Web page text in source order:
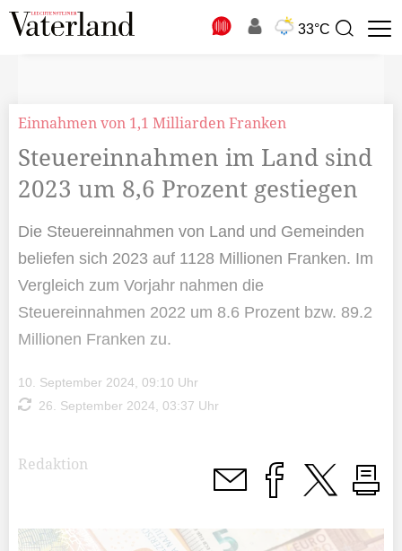
33°C
Suchbegriff
Einnahmen von 1,1 Milliarden Franken
Steuereinnahmen im Land sind
2023 um 8,6 Prozent gestiegen
Die Steuereinnahmen von Land und Gemeinden
beliefen sich 2023 auf 1128 Millionen Franken. Im
Vergleich zum Vorjahr nahmen die
Steuereinnahmen 2022 um 8.6 Prozent bzw. 89.2
Millionen Franken zu.
10. September 2024, 09:10 Uhr
26. September 2024, 03:37 Uhr
Redaktion